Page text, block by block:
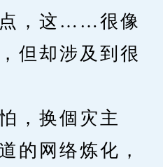
点，这……很像
但却涉及到很
换個灾主
的网络炼化，